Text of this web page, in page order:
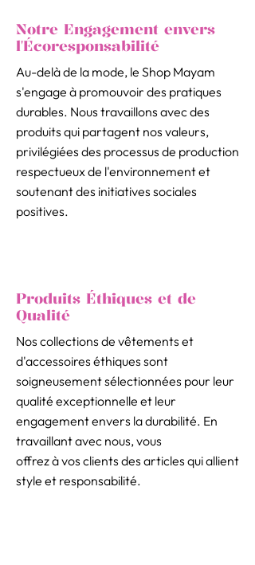
Notre Engagement envers
l'Écoresponsabilité
Au-delà de la mode, le Shop Mayam
s'engage à promouvoir des pratiques
durables. Nous travaillons avec des
produits qui partagent nos valeurs,
privilégiées des processus de production
respectueux de l'environnement et
soutenant des initiatives sociales
positives.
Produits Éthiques et de
Qualité
Nos collections de vêtements et
d'accessoires éthiques sont
soigneusement sélectionnées pour leur
qualité exceptionnelle et leur
engagement envers la durabilité. En
travaillant avec nous, vous
offrez à vos clients des articles qui allient
style et responsabilité.